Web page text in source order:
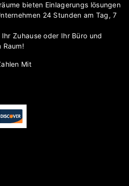
bieten Einlagerungs lösungen
24 Stunden am Tag, 7
Zuhause oder Ihr Büro und
Raum!
Mit